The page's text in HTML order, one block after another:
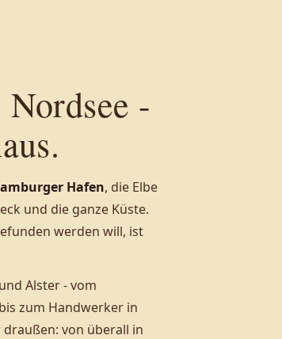
-
Hafen, die Elbe
und die ganze Küste.
werden will, ist
Alster - vom
zum Handwerker in
von überall in